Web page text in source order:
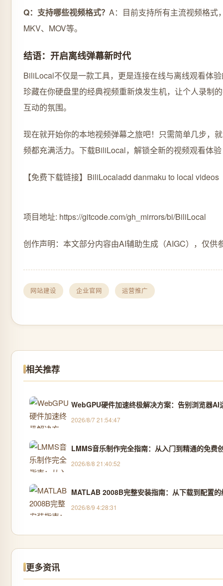
Q：支持哪些视频格式？ A：目前支持所有主流视频格式
MKV、MOV等。
结语：开启离线弹幕新时代
BiliLocal不仅是一款工具，更是连接在线与离线观看体
珍藏在你硬盘里的经典视频重新焕发生机，让个人录制
互动的氛围。
现在就开始你的本地视频弹幕之旅吧！只需简单几步，
频都充满活力。下载BiliLocal，解锁全新的视频观看体
【免费下载链接】BiliLocaladd danmaku to local videos
项目地址: https://gitcode.com/gh_mirrors/bi/BiliLocal
创作声明：本文部分内容由AI辅助生成（AIGC），仅供
网站建设 企业官网 运营推广
相关推荐
WebGPU硬件加速终极解决方案：告别浏览器AI
2026/8/7 21:54:47
LMMS音乐制作完全指南：从入门到精通的免费
2026/8/8 21:40:52
MATLAB 2008B完整安装指南：从下载到配置的
2026/8/9 4:28:31
更多资讯